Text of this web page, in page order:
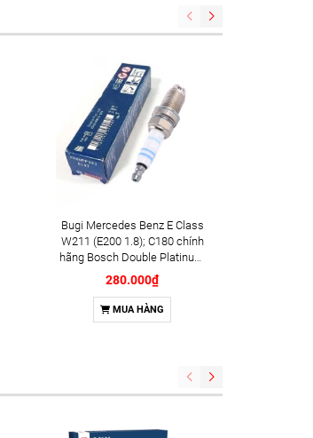
Bugi Mercedes Benz E Class
W211 (E200 1.8); C180 chính
hãng Bosch Double Platinum
YR6MPP332 (0242240619)
280.000₫
MUA HÀNG